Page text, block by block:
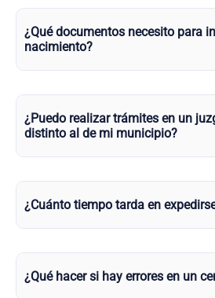
¿Qué documentos necesito para
nacimiento?
¿Puedo realizar trámites en un
distinto al de mi municipio?
¿Cuánto tiempo tarda en
¿Qué hacer si hay errores en un